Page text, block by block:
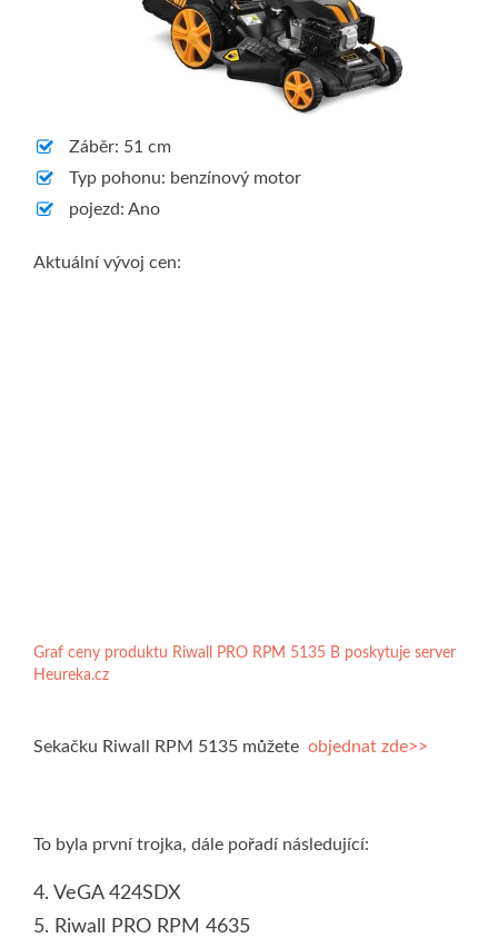
Záběr: 51 cm
Typ pohonu: benzínový motor
pojezd: Ano
Aktuální vývoj cen:
Graf ceny produktu Riwall PRO RPM 5135 B poskytuje server
Heureka.cz
Sekačku Riwall RPM 5135 můžete objednat zde>>
To byla první trojka, dále pořadí následující:
4. VeGA 424SDX
5. Riwall PRO RPM 4635